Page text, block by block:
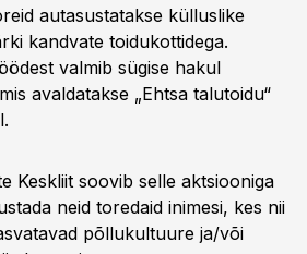
autasustatakse külluslike
kandvate toidukottidega.
valmib sügise hakul
avaldatakse „Ehtsa talutoidu“
Keskliit soovib selle aktsiooniga
neid toredaid inimesi, kes nii
põllukultuure ja/või